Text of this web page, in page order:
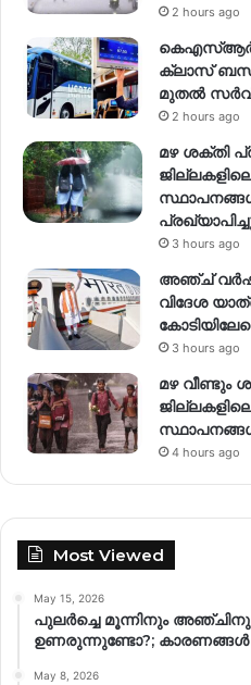
2 hours ago
ക്ലാസ്
മുതൽ
2 hours ago
മഴ ശക്തി
3 hours ago
അഞ്ച്
വിദേശ
3 hours ago
മഴ
4 hours ago
Most Viewed
May 15, 2026
പുലർച്ചെ മൂന്നിനും
ഉണരുന്നുണ്ടോ?; കാരണങ്ങള്‍
May 8, 2026